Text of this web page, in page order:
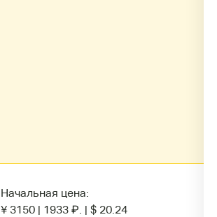
Начальная цена:
¥ 3150 | 1933 ₽. | $ 20.24